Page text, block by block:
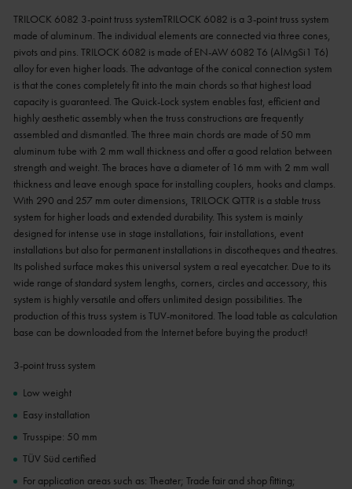
TRILOCK 6082 3-point truss systemTRILOCK 6082 is a 3-point truss system
made of aluminum. The individual elements are connected via three cones,
pivots and pins. TRILOCK 6082 is made of EN-AW 6082 T6 (AlMgSi1 T6)
alloy for even higher loads. The advantage of the conical connection system
is that the cones completely fit into the main chords so that highest load
capacity is guaranteed. The Quick-Lock system enables fast, efficient and
highly aesthetic assembly when the truss constructions are frequently
assembled and dismantled. The three main chords are made of 50 mm
aluminum tube with 2 mm wall thickness and offer a good relation between
strength and weight. The braces have a diameter of 16 mm with 2 mm wall
thickness and leave enough space for installing couplers, hooks and clamps.
With 290 and 257 mm outer dimensions, TRILOCK QTTR is a stable truss
system for higher loads and extended durability. This system is mainly
designed for intense use in stage installations, fair installations, event
installations but also for permanent installations in discotheques and theatres.
Its polished surface makes this universal system a real eyecatcher. Due to its
wide range of standard system lengths, corners, circles and accessory, this
system is highly versatile and offers unlimited design possibilities. The
production of this truss system is TUV-monitored. The load table as calculation
base can be downloaded from the Internet before buying the product!
3-point truss system
Low weight
Easy installation
Trusspipe: 50 mm
TÜV Süd certified
For application areas such as: Theater; Trade fair and shop fitting;